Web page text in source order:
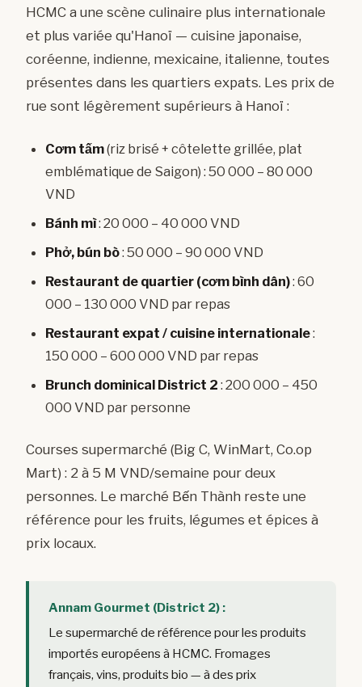
HCMC a une scène culinaire plus internationale
et plus variée qu'Hanoï — cuisine japonaise,
coréenne, indienne, mexicaine, italienne, toutes
présentes dans les quartiers expats. Les prix de
rue sont légèrement supérieurs à Hanoï :
Cơm tấm(riz brisé + côtelette grillée, plat
emblématique de Saigon) : 50 000 – 80 000
VND
Bánh mì: 20 000 – 40 000 VND
Phở, bún bò: 50 000 – 90 000 VND
Restaurant de quartier (cơm bình dân): 60
000 – 130 000 VND par repas
Restaurant expat / cuisine internationale:
150 000 – 600 000 VND par repas
Brunch dominical District 2 : 200 000 – 450
000 VND par personne
Courses supermarché (Big C, WinMart, Co.op
Mart) : 2 à 5 M VND/semaine pour deux
personnes. Le marché Bến Thành reste une
référence pour les fruits, légumes et épices à
prix locaux.
Annam Gourmet (District 2) :
Le supermarché de référence pour les produits
importés européens à HCMC. Fromages
français, vins, produits bio — à des prix